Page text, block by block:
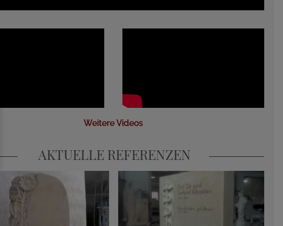
Weitere Videos
AKTUELLE REFERENZEN